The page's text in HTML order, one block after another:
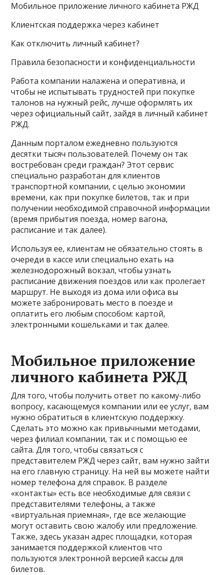
Мобильное приложение личного кабинета РЖД
Клиентская поддержка через кабинет
Как отключить личный кабинет?
Правила безопасности и конфиденциальности
Работа компании налажена и оперативна, и
чтобы не испытывать трудностей при покупке
талонов на нужный рейс, лучше оформлять их
через официальный сайт, зайдя в личный кабинет
РЖД.
Данным порталом ежедневно пользуются
десятки тысяч пользователей. Почему он так
востребован среди граждан? Этот сервис
специально разработан для клиентов
транспортной компании, с целью экономии
времени, как при покупке билетов, так и при
получении необходимой справочной информации
(время прибытия поезда, номер вагона,
расписание и так далее).
Используя ее, клиентам не обязательно стоять в
очереди в кассе или специально ехать на
железнодорожный вокзал, чтобы узнать
расписание движения поездов или как пролегает
маршрут. Не выходя из дома или офиса вы
можете забронировать место в поезде и
оплатить его любым способом: картой,
электронными кошельками и так далее.
Мобильное приложение
личного кабинета РЖД
Для того, чтобы получить ответ по какому-либо
вопросу, касающемуся компании или ее услуг, вам
нужно обратиться в клиентскую поддержку.
Сделать это можно как привычными методами,
через филиал компании, так и с помощью ее
сайта. Для того, чтобы связаться с
представителем РЖД через сайт, вам нужно зайти
на его главную страницу. На ней вы можете найти
номер телефона для справок. В разделе
«контакты» есть все необходимые для связи с
представителями телефоны, а также
«виртуальная приемная», где все желающие
могут оставить свою жалобу или предложение.
Также, здесь указан адрес площадки, которая
занимается поддержкой клиентов что
пользуются электронной версией кассы для
билетов.